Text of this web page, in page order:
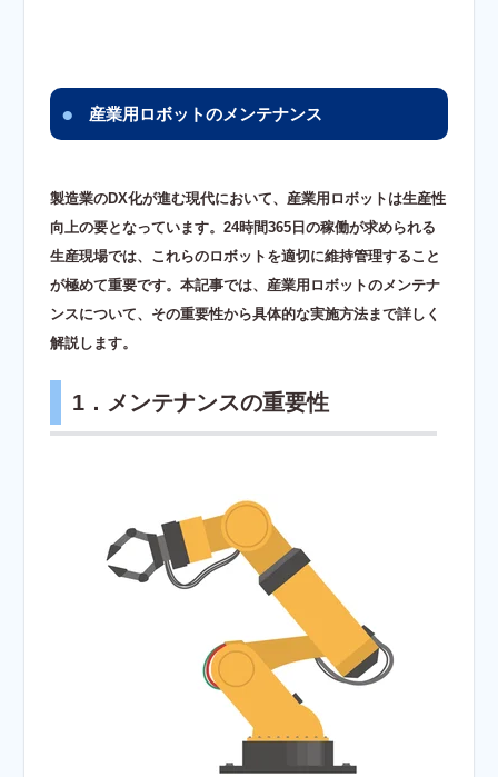
産業用ロボットのメンテナンス
製造業のDX化が進む現代において、産業用ロボットは生産性
向上の要となっています。24時間365日の稼働が求められる
生産現場では、これらのロボットを適切に維持管理すること
が極めて重要です。本記事では、産業用ロボットのメンテナ
ンスについて、その重要性から具体的な実施方法まで詳しく
解説します。
1．メンテナンスの重要性